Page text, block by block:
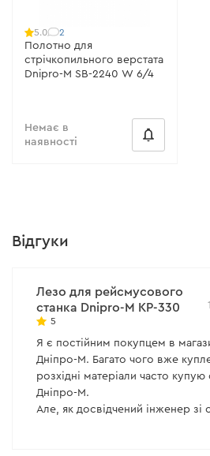
5.0 2
Полотно для
стрічкопильного верстата
Dnipro-M SB-2240 W 6/4
Немає в
наявності
Відгуки
Лезо для рейсмусового
станка Dnipro-M KP-330
5
Я є постійним покупцем в
Дніпро-М. Багато чого вже куплено, та й
розхідні матеріали часто купую
Дніпро-М.
Але, як досвідчений інженер зі